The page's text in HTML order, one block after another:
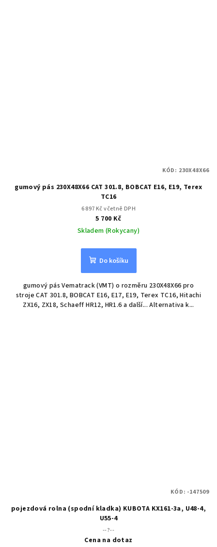
gumový pás 230X48X66 CAT 301.8, BOBCAT E16, E19, Terex
TC16
6 897 Kč včetně DPH
5 700 Kč
Skladem (Rokycany)
Do košíku
gumový pás Vematrack (VMT) o rozměru 230X48X66 pro
stroje CAT 301.8, BOBCAT E16, E17, E19, Terex TC16, Hitachi
ZX16, ZX18, Schaeff HR12, HR1.6 a další... Alternativa k...
KÓD: 230X48X66
pojezdová rolna (spodní kladka) KUBOTA KX161-3a, U48-4,
U55-4
--?--
Cena na dotaz
KÓD: -147509